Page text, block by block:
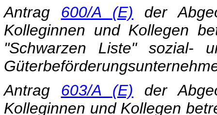
Antrag 600/A (E) der
Kolleginnen und Kollegen
"Schwarzen Liste" sozial-
Antrag 603/A (E) der
Kolleginnen und Kollegen